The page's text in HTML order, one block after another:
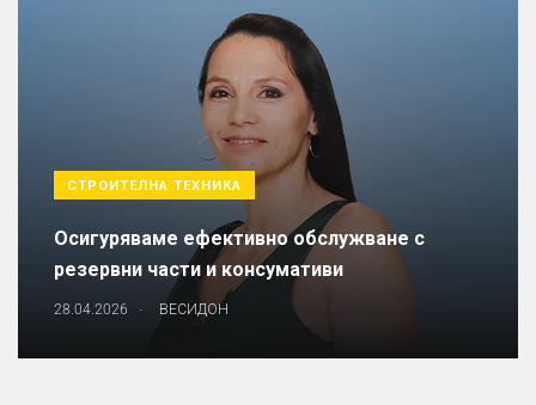
СТРОИТЕЛНА ТЕХНИКА
Осигуряваме ефективно обслужване с
резервни части и консумативи
28.04.2026 . ВЕСИДОН